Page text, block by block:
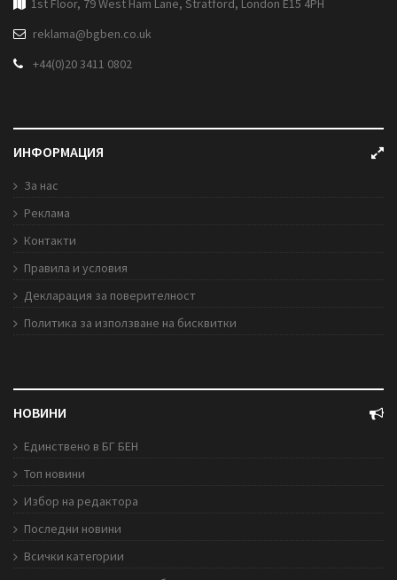
1st Floor, 79 West Ham Lane, Stratford, London E15 4PH
reklama@bgben.co.uk
+44(0)20 3411 0802
ИНФОРМАЦИЯ
За нас
Реклама
Контакти
Правила и условия
Декларация за поверителност
Политика за използване на бисквитки
НОВИНИ
Единствено в БГ БЕН
Топ новини
Избор на редактора
Последни новини
Всички категории